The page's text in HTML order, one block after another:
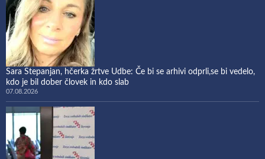
Sara Stepanjan, hčerka žrtve Udbe: Če bi se arhivi odprli,se bi vedelo,
kdo je bil dober človek in kdo slab
07.08.2026